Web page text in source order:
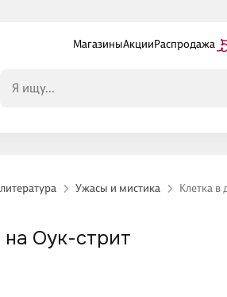
МагазиныАкцииРаспродажа
Ужасы и мистика Клетка в
Оук-стрит